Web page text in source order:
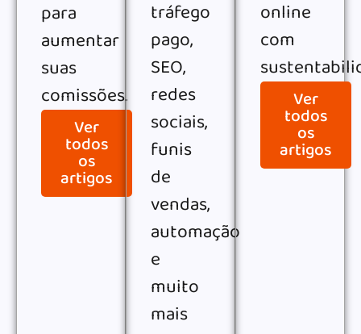
para
aumentar
suas
comissões.
Ver
todos
os
artigos
tráfego
pago,
SEO,
redes
sociais,
funis
de
vendas,
automação
e
muito
mais
online
com
Ver
todos
os
artigos